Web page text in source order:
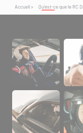
Accueil > Qu'est-ce que le RC